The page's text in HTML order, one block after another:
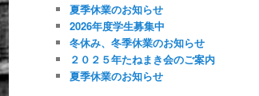
夏季休業のお知らせ
2026年度学生募集中
冬休み、冬季休業のお知らせ
２０２５年たねまき会のご案内
夏季休業のお知らせ